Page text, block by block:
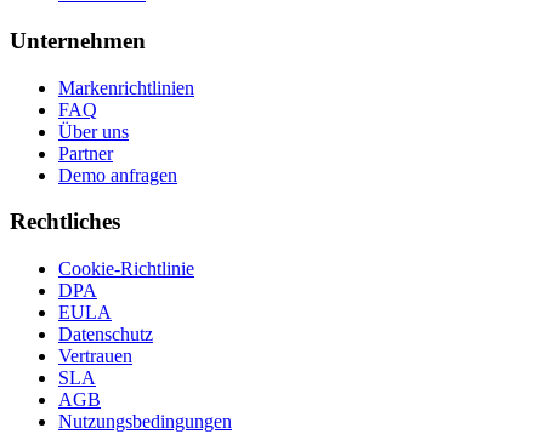
Unternehmen
Markenrichtlinien
FAQ
Über uns
Partner
Demo anfragen
Rechtliches
Cookie-Richtlinie
DPA
EULA
Datenschutz
Vertrauen
SLA
AGB
Nutzungsbedingungen